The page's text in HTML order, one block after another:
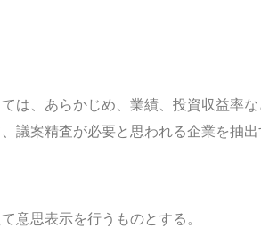
は、あらかじめ、業績、投資収益率
議案精査が必要と思われる企業を抽出
意思表示を行うものとする。